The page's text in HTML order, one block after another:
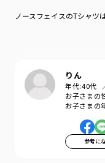
ノースフェイスのTシャツ
りん
年代:40代
お子さまの
お子さまの
参考に